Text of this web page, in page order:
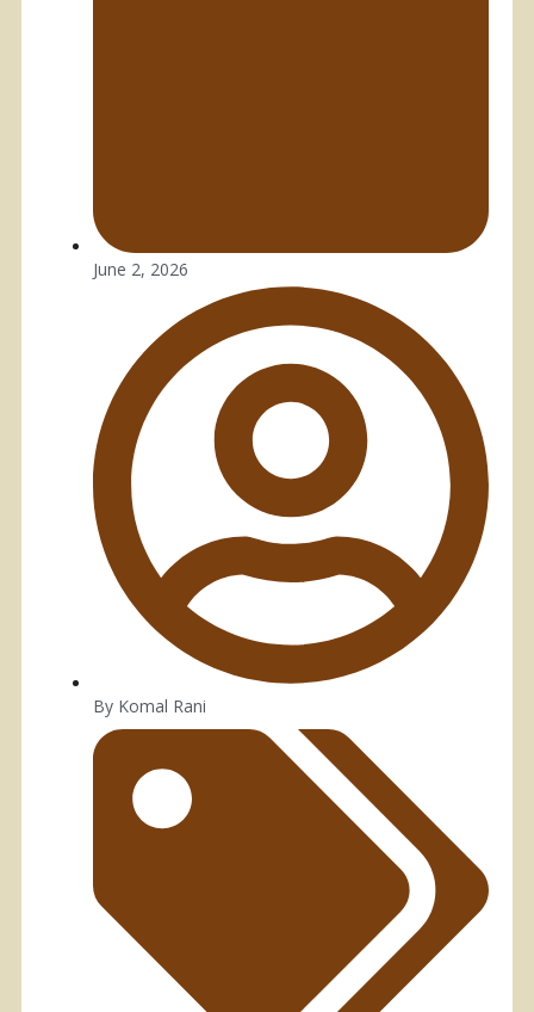
June 2, 2026
By Komal Rani